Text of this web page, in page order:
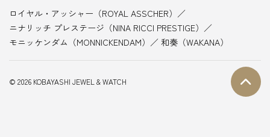
ロイヤル・アッシャー（ROYAL ASSCHER）
ニナリッチ プレステージ（NINA RICCI PRESTIGE）
モニッケンダム（MONNICKENDAM）
和奏（WAKANA）
© 2026 KOBAYASHI JEWEL & WATCH